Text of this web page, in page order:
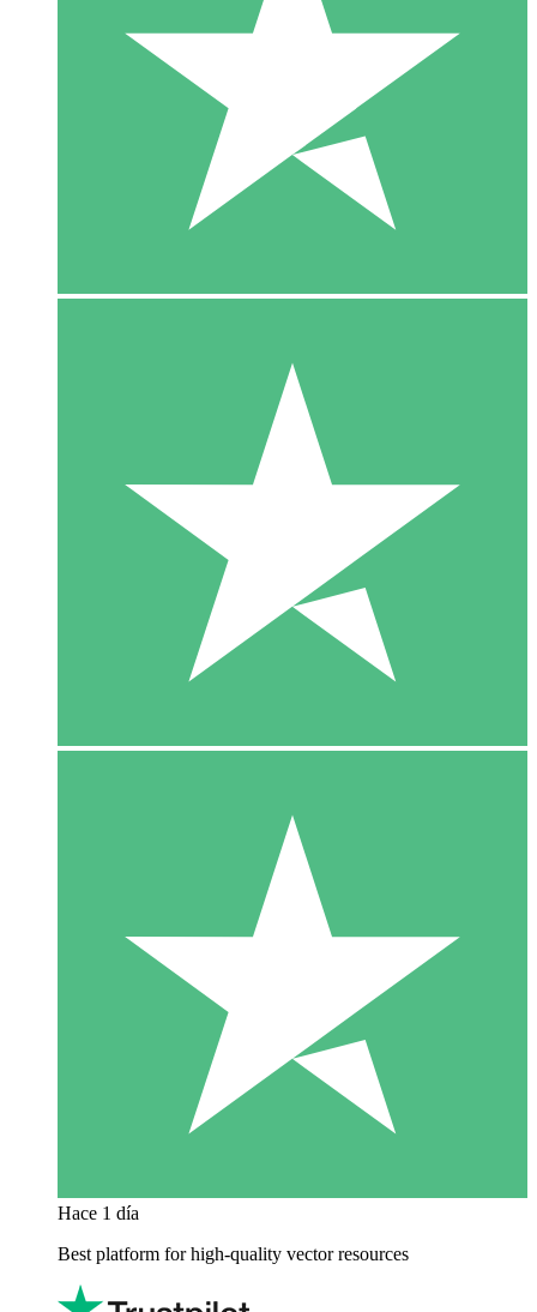
Hace 1 día
Best platform for high-quality vector resources